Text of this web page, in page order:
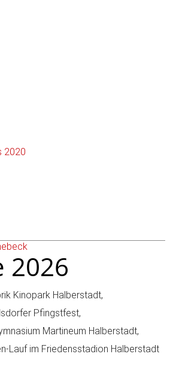
2020
Kinopark Halberstadt,
Pfingstfest,
Martineum Halberstadt,
Lauf im Friedensstadion Halberstadt